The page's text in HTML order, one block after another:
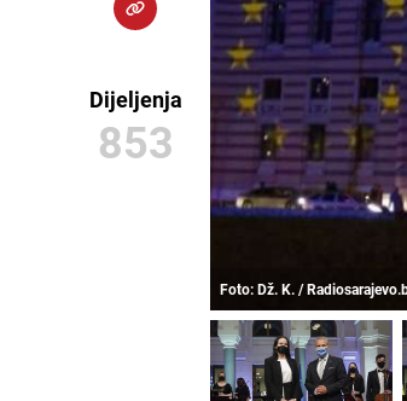
Dijeljenja
853
Foto: Dž. K. /